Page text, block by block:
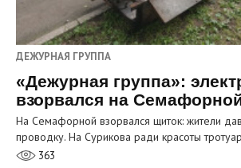
ДЕЖУРНАЯ ГРУППА
«Дежурная группа»:
взорвался на
На Семафорной взорвался щиток: жители
проводку. На Сурикова ради красоты
363